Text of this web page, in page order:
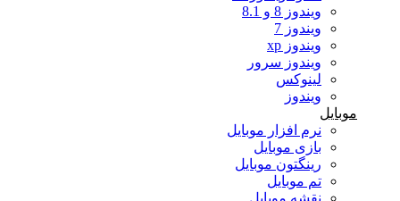
ویندوز 8 و 8.1
ویندوز 7
ویندوز xp
ویندوز سرور
لینوکس
ویندوز
موبایل
نرم افزار موبایل
بازی موبایل
رینگتون موبایل
تم موبایل
نقشه موبایل